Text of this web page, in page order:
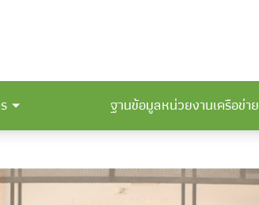
ฐานข้อมูลหน่วยงานเครือข่าย